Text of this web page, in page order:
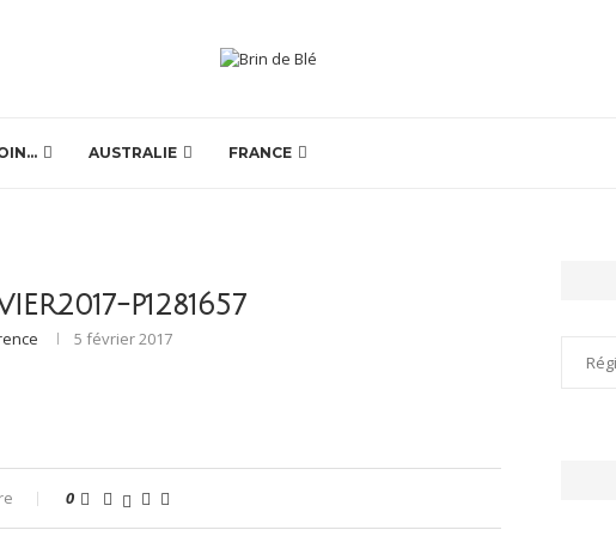
AUSTRALIE FRANCE
P1281657
5 février 2017
0